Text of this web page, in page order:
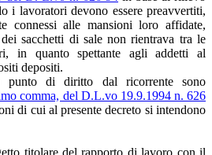
i lavoratori devono essere preavvertiti,
connessi alle mansioni loro affidate,
sacchetti di sale non rientrava tra le
in quanto spettante agli addetti al
depositi.
punto di diritto dal ricorrente sono
comma, del D.L.vo 19.9.1994 n. 626
di cui al presente decreto si intendono
titolare del rapporto di lavoro con il